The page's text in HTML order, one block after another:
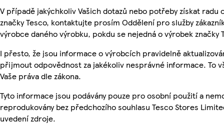
V případě jakýchkoliv Vašich dotazů nebo potřeby získat radu
značky Tesco, kontaktujte prosím Oddělení pro služby
výrobce daného výrobku, pokdu se nejedná o výrobek značky
I přesto, že jsou informace o výrobcích pravidelně
přijmout odpovědnost za jakékoliv nesprávné informace. To
Vaše práva dle zákona.
Tyto informace jsou podávány pouze pro osobní použití a
reprodukovány bez předchozího souhlasu Tesco Stores
uvedení zdroje.